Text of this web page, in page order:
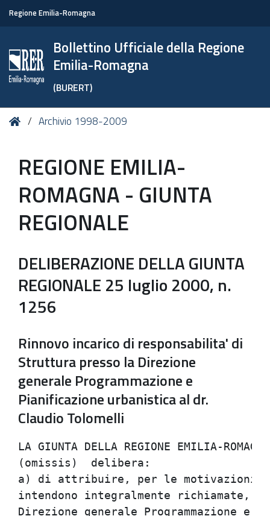
Regione Emilia-Romagna
Bollettino Ufficiale della Regione
Emilia-Romagna
(BURERT)
Tu HomeArchivio 1998-2009
REGIONE EMILIA-
ROMAGNA - GIUNTA
REGIONALE
DELIBERAZIONE DELLA GIUNTA
REGIONALE 25 luglio 2000, n.
1256
Rinnovo incarico di responsabilita' di
Struttura presso la Direzione
generale Programmazione e
Pianificazione urbanistica al dr.
Claudio Tolomelli
LA GIUNTA DELLA
a) di attribuire, per le
intendono integralmente
Direzione generale